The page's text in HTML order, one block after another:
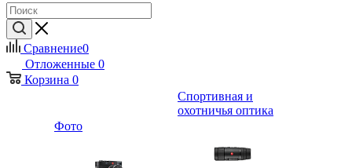
Сравнение0
Отложенные 0
Корзина 0
Фото
Спортивная и
охотничья оптика